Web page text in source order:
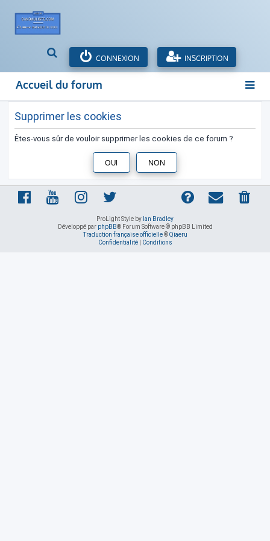
h
e
r
h
CONNEXION INSCRIPTION
Accueil du forum
Supprimer les cookies
Êtes-vous sûr de vouloir supprimer les cookies de ce forum ?
ProLight Style by Ian Bradley
Développé par phpBB® Forum Software © phpBB Limited
Traduction française officielle©Qiaeru
Confidentialité| Conditions